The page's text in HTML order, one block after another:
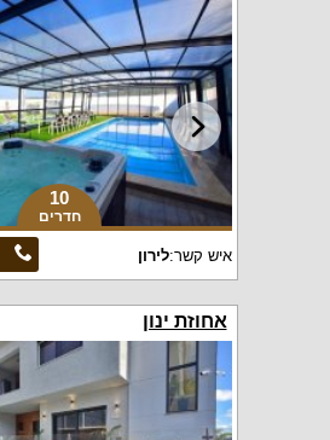
10
חדרים
איש קשר:לירון
אחוזת ינון